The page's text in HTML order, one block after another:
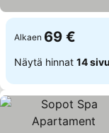
Alkaen 69 €
Näytä hinnat 14